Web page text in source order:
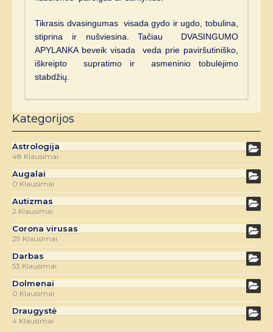
Tikrasis dvasingumas visada gydo ir ugdo, tobulina,
stiprina ir nušviesina. Tačiau DVASINGUMO
APYLANKA beveik visada veda prie paviršutiniško,
iškreipto supratimo ir asmeninio tobulėjimo
stabdžių.
Kategorijos
Astrologija
48 Klausimai
Augalai
0 Klausimai
Autizmas
2 Klausimai
Corona virusas
29 Klausimai
Darbas
53 Klausimai
Dolmenai
0 Klausimai
Draugystė
4 Klausimai